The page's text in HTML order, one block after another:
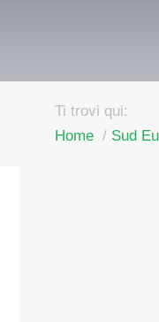
Ti trovi qui:
Home
Sud